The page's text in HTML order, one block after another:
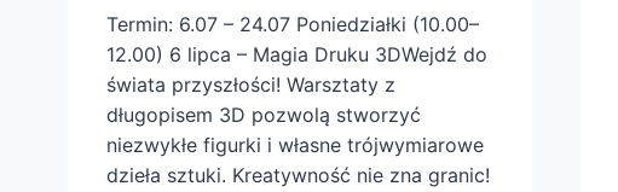
Termin: 6.07 – 24.07 Poniedziałki (10.00–
12.00) 6 lipca – Magia Druku 3DWejdź do
świata przyszłości! Warsztaty z
długopisem 3D pozwolą stworzyć
niezwykłe figurki i własne trójwymiarowe
dzieła sztuki. Kreatywność nie zna granic!